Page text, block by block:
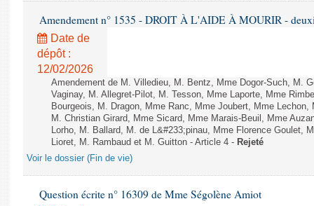
Amendement n° 1535 - DROIT À L'AIDE À MOURIR -
Date de
dépôt :
12/02/2026
Amendement de M. Villedieu, M. Bentz, Mme Dogor-Such, M.
Vaginay, M. Allegret-Pilot, M. Tesson, Mme Laporte, Mme
Bourgeois, M. Dragon, Mme Ranc, Mme Joubert, Mme
M. Christian Girard, Mme Sicard, Mme Marais-Beuil, Mme
Lorho, M. Ballard, M. de L&#233;pinau, Mme Florence Goulet,
Lioret, M. Rambaud et M. Guitton - Article 4 - Rejeté
Voir le dossier (Fin de vie)
Question écrite n° 16309 de Mme Ségolène Amiot